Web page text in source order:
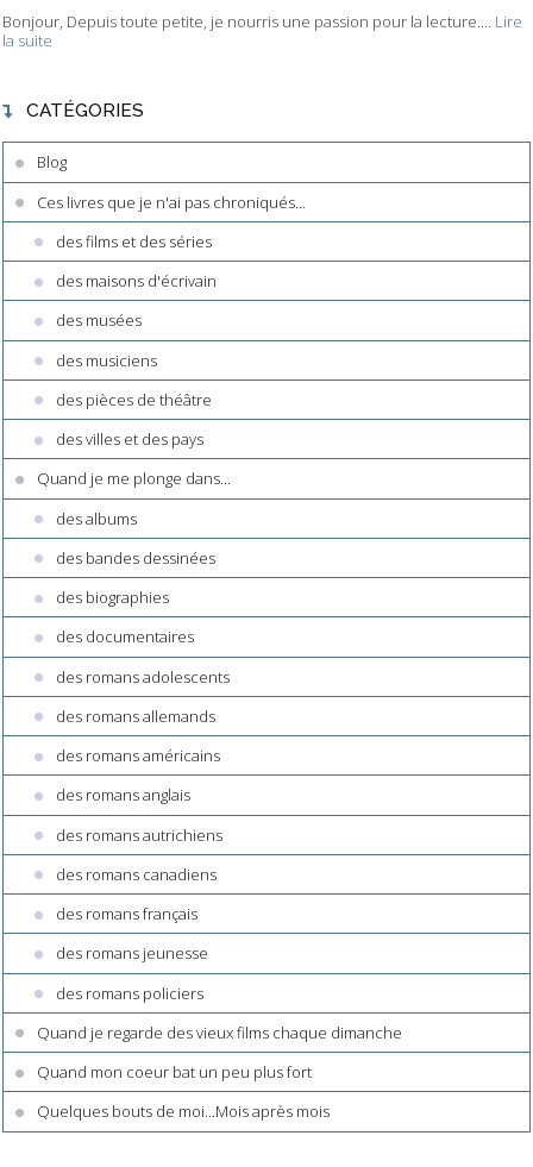
Bonjour, Depuis toute petite, je nourris une passion pour la lecture.... Lire
la suite
CATÉGORIES
Blog
Ces livres que je n'ai pas chroniqués...
des films et des séries
des maisons d'écrivain
des musées
des musiciens
des pièces de théâtre
des villes et des pays
Quand je me plonge dans...
des albums
des bandes dessinées
des biographies
des documentaires
des romans adolescents
des romans allemands
des romans américains
des romans anglais
des romans autrichiens
des romans canadiens
des romans français
des romans jeunesse
des romans policiers
Quand je regarde des vieux films chaque dimanche
Quand mon coeur bat un peu plus fort
Quelques bouts de moi...Mois après mois